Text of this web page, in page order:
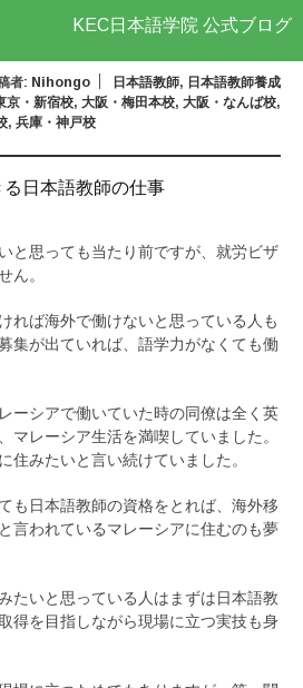
KEC日本語学院 公式ブログ
者: Nihongo 日本語教師, 日本語教師養成
京・新宿校, 大阪・梅田本校, 大阪・なんば校,
, 兵庫・神戸校
日本語教師の仕事
と思っても当たり前ですが、就労ビザ
ん。
れば海外で働けないと思っている人も
集が出ていれば、語学力がなくても働
ーシアで働いていた時の同僚は全く英
マレーシア生活を満喫していました。
住みたいと言い続けていました。
も日本語教師の資格をとれば、海外移
言われているマレーシアに住むのも夢
たいと思っている人はまずは日本語教
得を目指しながら現場に立つ実技も身